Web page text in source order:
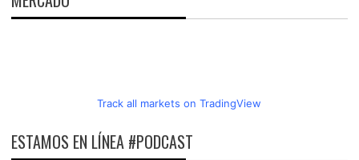
Track all markets on TradingView
ESTAMOS EN LÍNEA #PODCAST